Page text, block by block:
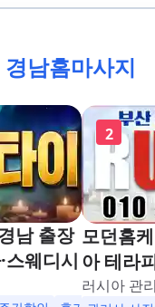
경남홈마사지
남 출장
스웨디시
2
모던홈
아 테라
러시아 관리